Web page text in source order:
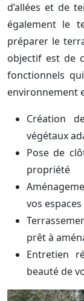
d’allées et de
également le
préparer le
objectif est de
fonctionnels
environnement
Création
végétaux
Pose de
propriété
vos
prêt à
Entretien
beauté de